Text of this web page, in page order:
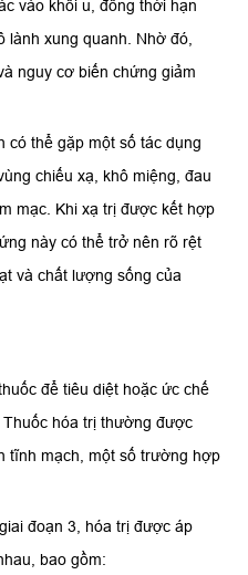
vào khối u, đồng thời hạn
lành xung quanh. Nhờ đó,
nguy cơ biến chứng giảm
có thể gặp một số tác dụng
chiếu xạ, khô miệng, đau
mạc. Khi xạ trị được kết hợp
này có thể trở nên rõ rệt
và chất lượng sống của
để tiêu diệt hoặc ức chế
hóa trị thường được
tĩnh mạch, một số trường hợp
đoạn 3, hóa trị được áp
bao gồm: